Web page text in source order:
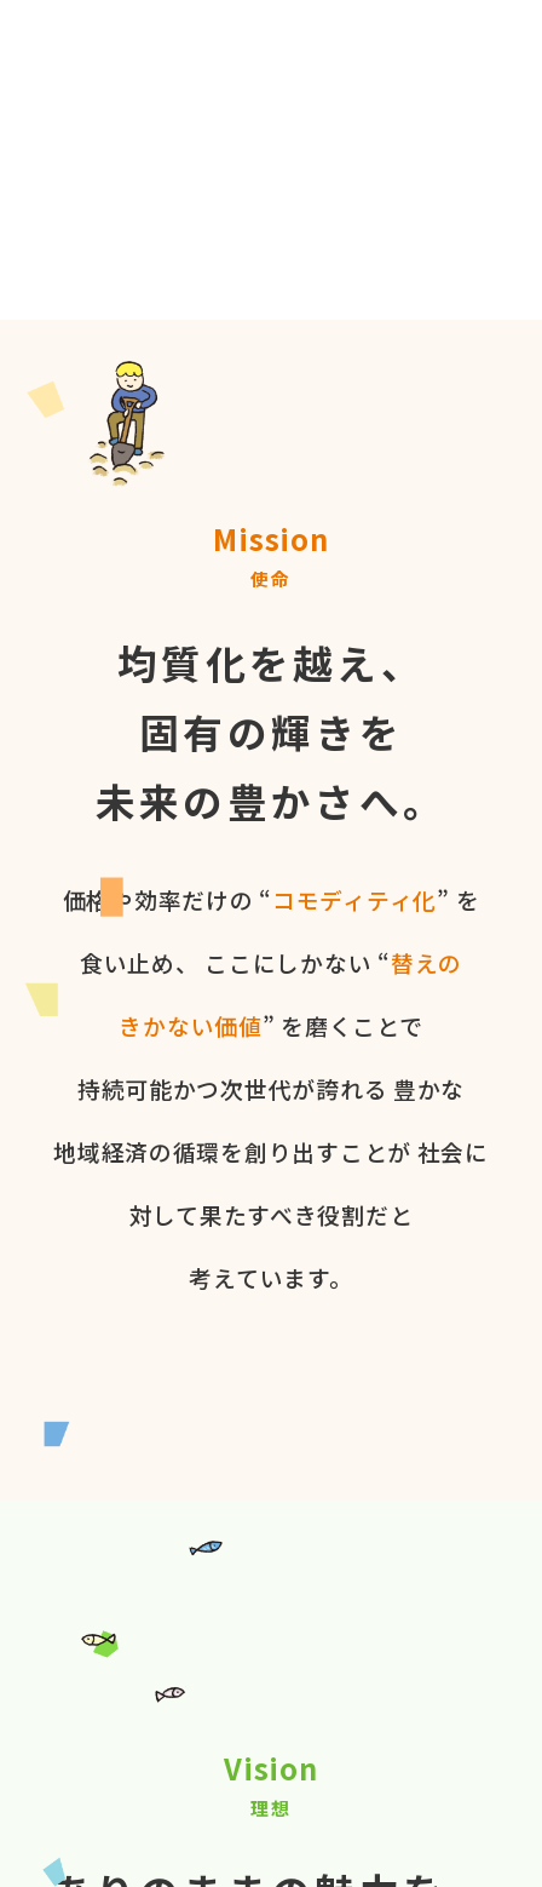
Mission
使命
均質化を越え、
固有の輝きを
未来の豊かさへ。
価格や​効率だけの​ “コモディティ化” を​
食い​止め、
ここに​しかない​ “替えの​
きかない​価値” を​磨く​ことで
持続可能かつ次世代が​誇れる 豊かな​
地域経済の​循環を​創り出すことが 社会に​
対して​果た​すべき役割だと​
考えています。​
Vision
理想